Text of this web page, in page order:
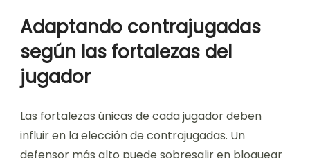
Adaptando contrajugadas
según las fortalezas del
jugador
Las fortalezas únicas de cada jugador deben
influir en la elección de contrajugadas. Un